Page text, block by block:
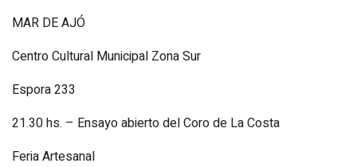
MAR DE AJÓ
Centro Cultural Municipal Zona Sur
Espora 233
21.30 hs. – Ensayo abierto del Coro de La Costa
Feria Artesanal